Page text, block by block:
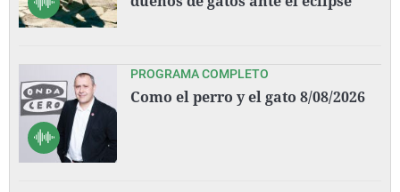
PROGRAMA COMPLETO
Como el perro y el gato 8/08/2026